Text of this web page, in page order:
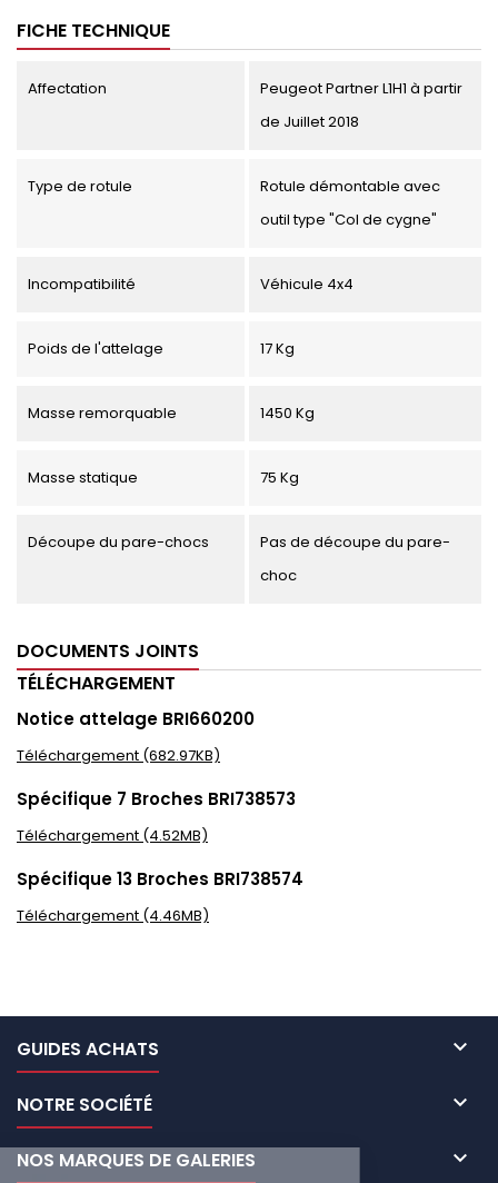
FICHE TECHNIQUE
Affectation
Peugeot Partner L1H1 à partir
de Juillet 2018
Type de rotule
Rotule démontable avec
outil type "Col de cygne"
Incompatibilité Véhicule 4x4
Poids de l'attelage 17 Kg
Masse remorquable 1450 Kg
Masse statique 75 Kg
Découpe du pare-chocs
Pas de découpe du pare-
choc
DOCUMENTS JOINTS
TÉLÉCHARGEMENT
Notice attelage BRI660200
Téléchargement (682.97KB)
Spécifique 7 Broches BRI738573
Téléchargement (4.52MB)
Spécifique 13 Broches BRI738574
Téléchargement (4.46MB)
GUIDES ACHATS 
NOTRE SOCIÉTÉ 
NOS MARQUES DE GALERIES 